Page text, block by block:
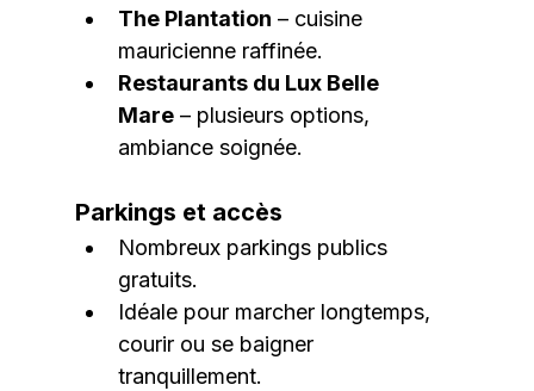
The Plantation – cuisine
mauricienne raffinée.
Restaurants du Lux Belle
Mare – plusieurs options,
ambiance soignée.
Parkings et accès
Nombreux parkings publics
gratuits.
Idéale pour marcher longtemps,
courir ou se baigner
tranquillement.